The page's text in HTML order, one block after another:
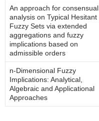
An approach for consensual
analysis on Typical Hesitant
Fuzzy Sets via extended
aggregations and fuzzy
implications based on
admissible orders
n-Dimensional Fuzzy
Implications: Analytical,
Algebraic and Applicational
Approaches